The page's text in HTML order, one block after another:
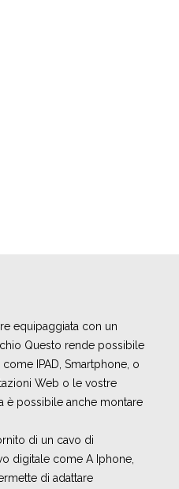
equipaggiata con un
Questo rende possibile
IPAD, Smartphone, o
Web o le vostre
è possibile anche montare
di un cavo di
digitale come A Iphone,
di adattare